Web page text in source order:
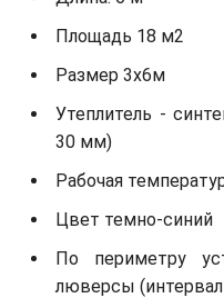
Площадь 18 м2
Размер 3х6м
Утеплитель -
30 мм)
Рабочая
Цвет темно-синий
По периметру
люверсы